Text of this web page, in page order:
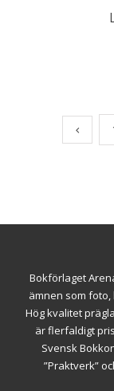
Bokförlaget
ämnen som
Hög kvalitet
är flerfaldigt
Svensk
”Praktverk”